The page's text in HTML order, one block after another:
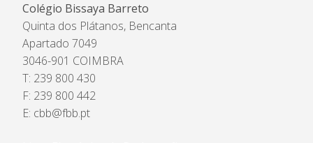
Colégio Bissaya Barreto
Quinta dos Plátanos, Bencanta
Apartado 7049
3046-901 COIMBRA
T: 239 800 430
F: 239 800 442
E: cbb@fbb.pt